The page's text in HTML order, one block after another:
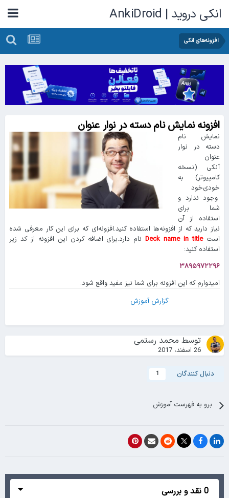
انکی دروید | AnkiDroid
افزونه‌های انکی
افزونه نمایش نام دسته در نوار عنوان
نمایش نام
دسته در نوار
عنوان
آنکی (نسخه
کامپیوتر) به
خودی‌خود
وجود ندارد و
شما برای
استفاده از آن
نیاز دارید که از افزونه‌ها استفاده کنید.افزونه‌ای که برای این کار معرفی شده
استDeck name in titleنام دارد.برای اضافه کردن این افزونه از کد زیر
استفاده کنید:
۳۸۹۵۹۷۲۲۹۶
امیدوارم که این افزونه برای شما نیز مفید واقع شود.
گزارش آموزش
توسط محمد رستمی
26 اسفند، 2017
دنبال کنندگان 1
برو به فهرست آموزش
0 نقد و بررسی